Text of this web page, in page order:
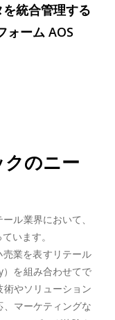
統合管理する
ォーム AOS
のニー
ル業界において、
います。
業を表すリテール
）を組み合わせてで
やソリューション
マーケティングな